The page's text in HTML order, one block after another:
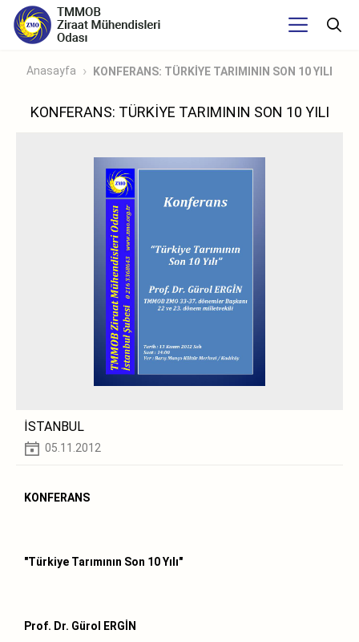
Anasayfa KONFERANS: TÜRKİYE TARIMININ SON 10 YILI
KONFERANS: TÜRKİYE TARIMININ SON 10 YILI
İSTANBUL
05.11.2012
KONFERANS
"Türkiye Tarımının Son 10 Yılı"
Prof. Dr. Gürol ERGİN